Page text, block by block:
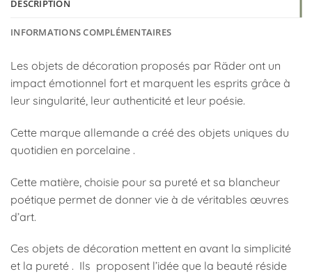
DESCRIPTION
INFORMATIONS COMPLÉMENTAIRES
Les objets de décoration proposés par Räder ont un
impact émotionnel fort et marquent les esprits grâce à
leur singularité, leur authenticité et leur poésie.
Cette marque allemande a créé des objets uniques du
quotidien en porcelaine .
Cette matière, choisie pour sa pureté et sa blancheur
poétique permet de donner vie à de véritables œuvres
d’art.
Ces objets de décoration mettent en avant la simplicité
et la pureté . Ils proposent l’idée que la beauté réside